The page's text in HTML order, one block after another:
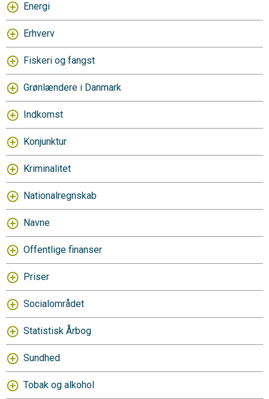
Energi
Erhverv
Fiskeri og fangst
Grønlændere i Danmark
Indkomst
Konjunktur
Kriminalitet
Nationalregnskab
Navne
Offentlige finanser
Priser
Socialområdet
Statistisk Årbog
Sundhed
Tobak og alkohol